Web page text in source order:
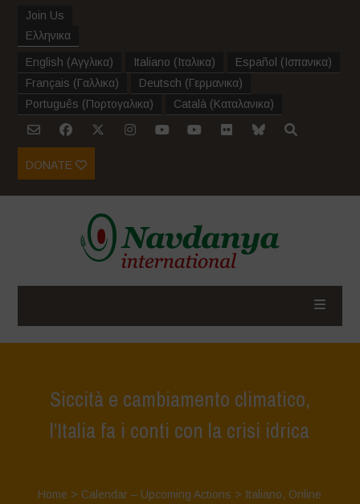
Join Us
Ελληνικα
English (Αγγλικα) Italiano (Ιταλικα) Español (Ισπανικα)
Français (Γαλλικα) Deutsch (Γερμανικα)
Português (Πορτογαλικα) Català (Καταλανικα)
DONATE
Siccità e cambiamento climatico,
l’Italia fa i conti con la crisi idrica
Home > Calendar – Upcoming Actions > Italiano, Online